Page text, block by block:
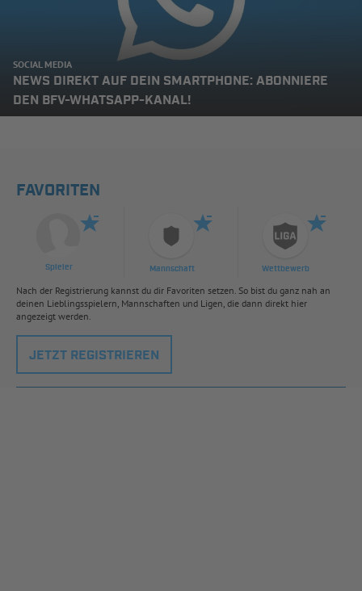
SOCIAL MEDIA
NEWS DIREKT AUF DEIN SMARTPHONE: ABONNIERE
DEN BFV-WHATSAPP-KANAL!
FAVORITEN
Spieler Mannschaft Wettbewerb
Nach der Registrierung kannst du dir Favoriten setzen. So bist du ganz nah an
deinen Lieblingsspielern, Mannschaften und Ligen, die dann direkt hier
angezeigt werden.
JETZT REGISTRIEREN